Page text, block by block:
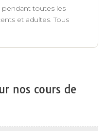
pendant toutes les
et adultes. Tous
nos cours de